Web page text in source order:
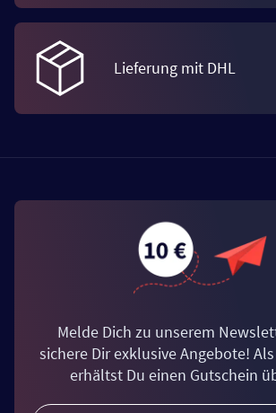
Lieferung mit DHL
Melde Dich zu unserem
sichere Dir exklusive Angebote!
erhältst Du einen Gutschein